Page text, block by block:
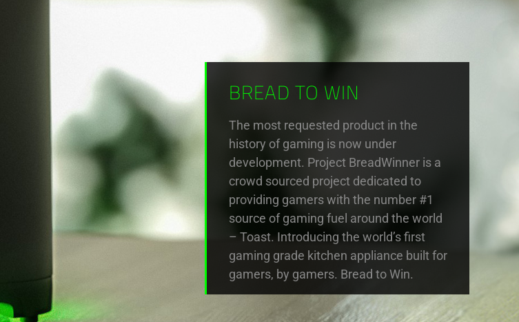
BREAD TO WIN
The most requested product in the
history of gaming is now under
development. Project BreadWinner is a
crowd sourced project dedicated to
providing gamers with the number #1
source of gaming fuel around the world
– Toast. Introducing the world’s first
gaming grade kitchen appliance built for
gamers, by gamers. Bread to Win.